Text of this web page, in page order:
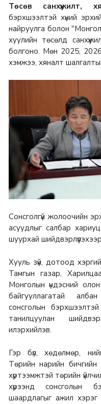
Төсөв санхүүжилт,
бэрхшээлтэй хүний
найруулга болон
хуулийн төсөлд
болгоно. Мөн 2025,
хэмжээ, хяналт
Сонсголгүй жолоочийн
асуудлыг салбар
шуурхай
Хууль зүй, дотоод
Тамгын газар,
Монголын үндэсний
байгууллагатай
сонсголын
танилцуулан
илэрхийлэв.
Гэр бүл, хөдөлмөр,
Төрийн нарийн бичгийн
хүртээмжтэй төрийн
хүрээнд сонсголын
шаардлагыг ажил